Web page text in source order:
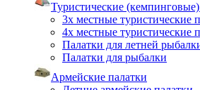
Туристические
3х местные туристические
4х местные туристические
Палатки для летней
Палатки для рыбалки
Армейские палатки